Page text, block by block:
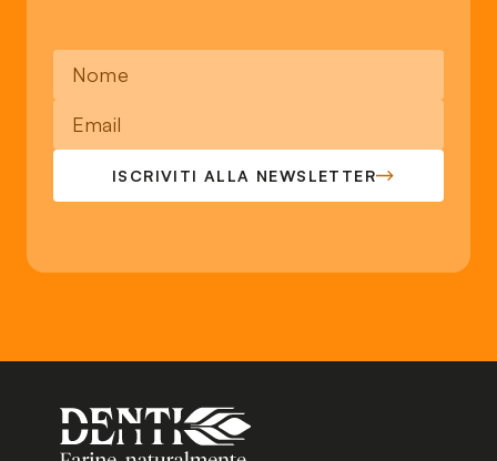
ISCRIVITI ALLA NEWSLETTER